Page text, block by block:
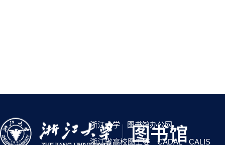
浙江大学
图书馆办公网
浙江省高校图工委
CADAL CALIS